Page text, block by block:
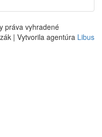
práva vyhradené
| Vytvorila agentúra Libus